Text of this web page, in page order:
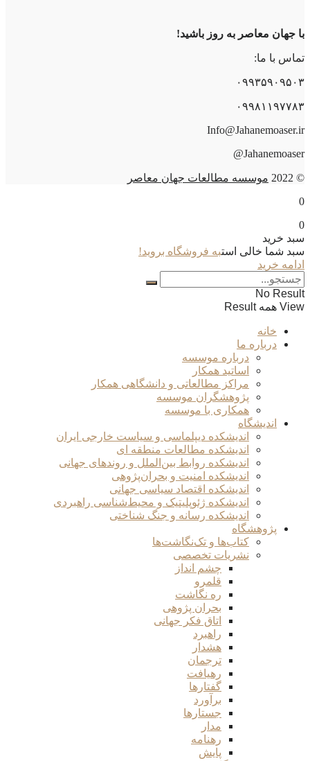
با جهان معاصر به روز باشید!
تماس با ما:
۰۹۹۳۵۹۰۹۵۰۳
۰۹۹۸۱۱۹۷۷۸۳
Info@Jahanemoaser.ir
Jahanemoaser@
© 2022
موسسه مطالعات جهان معاصر
0
0
سبد خرید
سبد شما خالی استبه فروشگاه بروید!
ادامه خرید
No Result
View همه Result
خانه
درباره ما
درباره موسسه
اساتید همکار
مراکز مطالعاتی و دانشگاهی همکار
پژوهشگران موسسه
همکاری با موسسه
اندیشگاه
اندیشکده دیپلماسی و سیاست خارجی ایران
اندیشکده مطالعات منطقه ای
اندیشکده روابط بین‌الملل و روندهای جهانی
اندیشکده امنیت و بحران‌پژوهی
اندیشکده اقتصاد سیاسی جهانی
اندیشکده ژئوپلیتیک و محیط‌شناسی راهبردی
اندیشکده رسانه و جنگ شناختی
پژوهشگاه
کتاب‌ها و تک‌نگاشت‌ها
نشریات تخصصی
چشم انداز
قلمرو
ره نگاشت
بحران پژوهی
اتاق فکر جهانی
راهبرد
هشدار
ترجمان
رهیافت
گفتارها
برآورد
جستارها
مدار
رهنامه
پایش